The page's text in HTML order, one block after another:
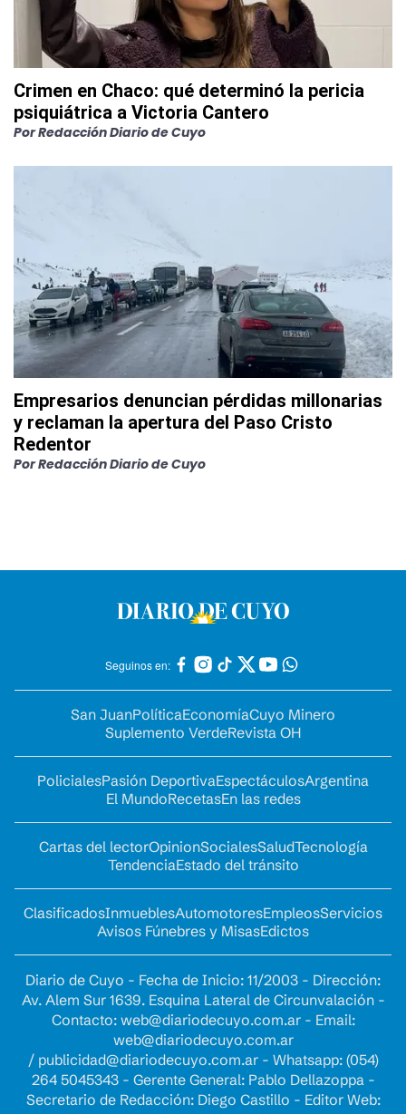
Crimen en Chaco: qué determinó la pericia
psiquiátrica a Victoria Cantero
PorRedacción Diario de Cuyo
Empresarios denuncian pérdidas millonarias
y reclaman la apertura del Paso Cristo
Redentor
PorRedacción Diario de Cuyo
Seguinos en:
San JuanPolíticaEconomíaCuyo Minero
Suplemento VerdeRevista OH
PolicialesPasión DeportivaEspectáculosArgentina
El MundoRecetasEn las redes
Cartas del lectorOpinionSocialesSaludTecnología
TendenciaEstado del tránsito
ClasificadosInmueblesAutomotoresEmpleosServicios
Avisos Fúnebres y MisasEdictos
Diario de Cuyo - Fecha de Inicio: 11/2003 - Dirección:
Av. Alem Sur 1639. Esquina Lateral de Circunvalación -
Contacto: web@diariodecuyo.com.ar- Email:
web@diariodecuyo.com.ar
/ publicidad@diariodecuyo.com.ar- Whatsapp: (054)
264 5045343 - Gerente General: Pablo Dellazoppa -
Secretario de Redacción: Diego Castillo - Editor Web: